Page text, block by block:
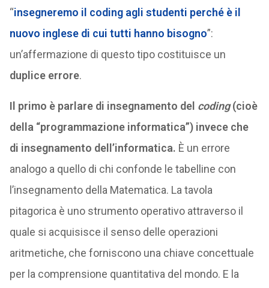
“insegneremo il coding agli studenti perché è il
nuovo inglese di cui tutti hanno bisogno”:
un’affermazione di questo tipo costituisce un
duplice errore.
Il primo è parlare di insegnamento del coding(cioè
della “programmazione informatica”) invece che
di insegnamento dell’informatica. È un errore
analogo a quello di chi confonde le tabelline con
l’insegnamento della Matematica. La tavola
pitagorica è uno strumento operativo attraverso il
quale si acquisisce il senso delle operazioni
aritmetiche, che forniscono una chiave concettuale
per la comprensione quantitativa del mondo. E la